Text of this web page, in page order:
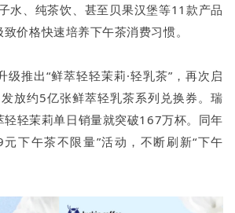
水、纯茶饮、甚至贝果汉堡等11款产品
价格快速培养下午茶消费习惯。
推出“鲜萃轻轻茉莉·轻乳茶”，再次启
放约5亿张鲜萃轻乳茶系列兑换券。瑞
轻轻茉莉单日销量就突破167万杯。同年
下午茶不限量”活动，不断刷新“下午